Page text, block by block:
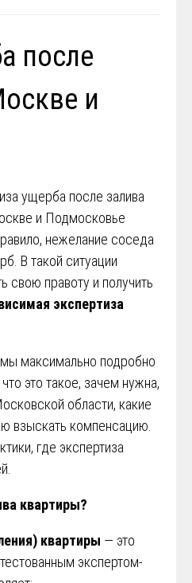
после
и
нежелание соседа
В такой ситуации
свою правоту и получить
экспертиза
максимально подробно
это такое, зачем нужна,
области, какие
взыскать компенсацию.
где экспертиза
квартиры?
квартиры — это
экспертом-